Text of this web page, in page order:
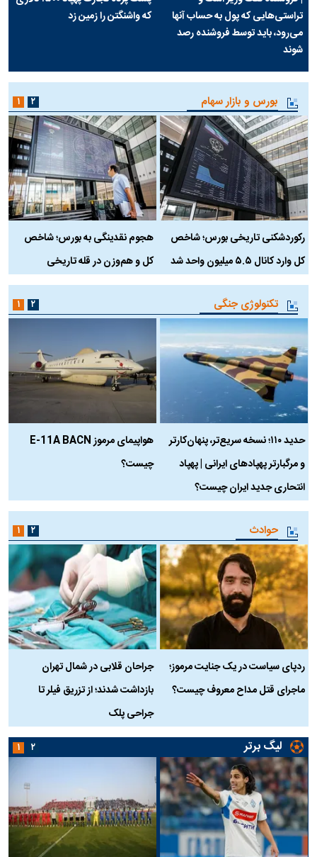
تراستی‌هایی که پول به حساب آنها
می‌رود، باید توسط فروشنده رصد
شوند
که واشنگتن را زمین زد
بورس و بازار سهام
رکوردشکنی تاریخی بورس؛ شاخص
کل وارد کانال ۵.۵ میلیون واحد شد
هجوم نقدینگی به بورس؛ شاخص
کل و هم‌وزن در قله تاریخی
۱ ۲
تکنولوژی جنگی
حدید ۱۱۰؛ نسخه سریع‌تر، پنهان‌کارتر
و مرگبارتر پهپادهای ایرانی | پهپاد
انتحاری جدید ایران چیست؟
هواپیمای مرموز E-11A BACN
چیست؟
۱ ۲
حوادث
ردپای سیاست در یک جنایت مرموز؛
ماجرای قتل مداح معروف چیست؟
جراحان قلابی در شمال تهران
بازداشت شدند؛ از تزریق فیلر تا
جراحی پلک
۱ ۲
لیگ برتر ۱ ۲